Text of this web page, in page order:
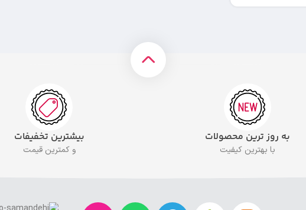
به روز ترین محصولات
با بهترین کیفیت
بیشترین تخفیفات
و کمترین قیمت